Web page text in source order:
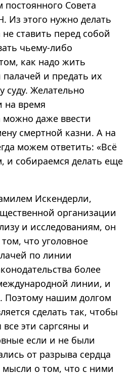
Совета
Из этого нужно делать
ставить перед собой
чьему-либо
как надо жить
и предать их
суду. Желательно
на время
можно даже ввести
смертной казни. А на
можем ответить: «Всё
и собираемся делать еще
Искендерли,
организации
и исследованиям, он
что уголовное
по линии
более
линии, и
Поэтому нашим долгом
сделать так, чтобы
эти саргсяны и
если и не были
от разрыва сердца
о том, что с ними